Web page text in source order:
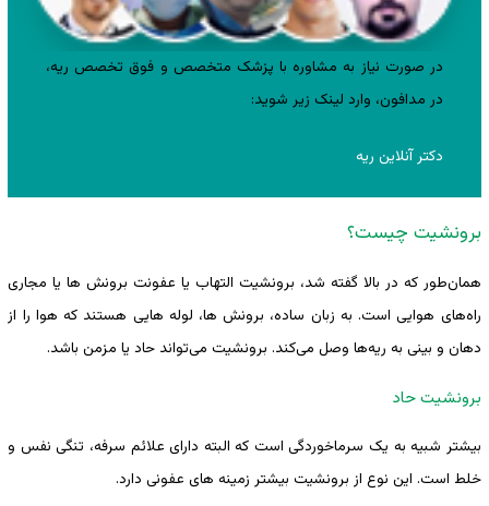
در صورت نیاز به مشاوره با پزشک متخصص و فوق تخصص ریه،
در مدافون، وارد لینک زیر شوید:
دکتر آنلاین ریه
برونشیت چیست؟
همان‌طور که در بالا گفته شد، برونشیت التهاب یا عفونت برونش ها یا مجاری
راه‌های هوایی است. به زبان ساده، برونش ها، لوله هایی هستند که هوا را از
دهان و بینی به ریه‌ها وصل می‌کند. برونشیت می‌تواند حاد یا مزمن باشد.
برونشیت حاد
بیشتر شبیه به یک سرماخوردگی است که البته دارای علائم سرفه، تنگی نفس و
خلط است. این نوع از برونشیت بیشتر زمینه های عفونی دارد.